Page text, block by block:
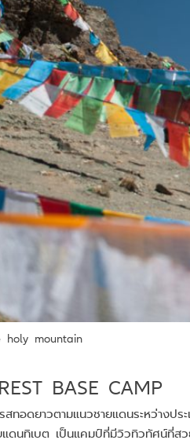
holy mountain
BASE CAMP
เรสทอดยาวตามแนวชายแดนระหว่า
ดนทิเบต เป็นแคมป์ที่มีวิวทิวทัศน์ที่สวย